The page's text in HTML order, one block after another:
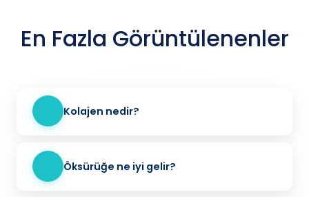
En Fazla Görüntülenenler
Kolajen nedir?
Öksürüğe ne iyi gelir?